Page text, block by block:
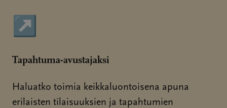
Sivu avautuu uudessa ikkunassa
↗
Tapahtuma-avustajaksi
Haluatko toimia keikkaluontoisena apuna
erilaisten tilaisuuksien ja tapahtumien